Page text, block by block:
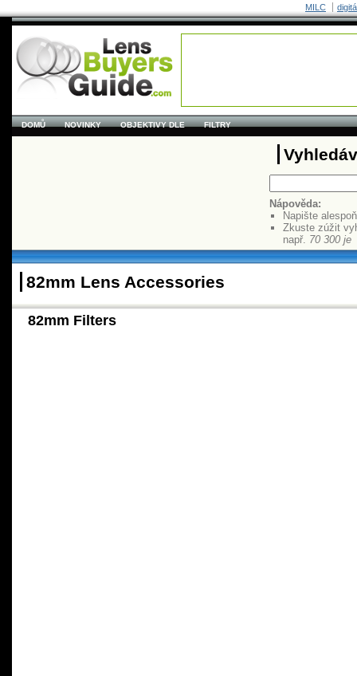
MILC
DOMŮ NOVINKY OBJEKTIVY DLE FILTRY
Nápověda:
Napište
Zkuste zúžit
např. 70 300 je
82mm Lens Accessories
82mm Filters